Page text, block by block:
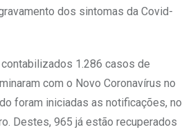
dos sintomas da Covid-
1.286 casos de
com o Novo Coronavírus no
foram iniciadas as notificações, no
Destes, 965 já estão recuperados